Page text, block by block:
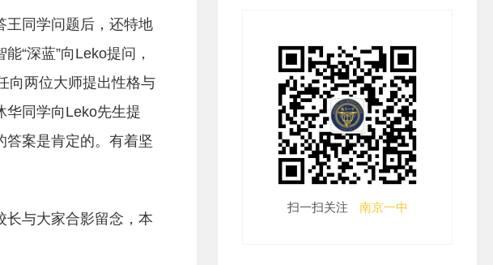
王同学问题后，还特地
“深蓝”向Leko提问，
向两位大师提出性格与
华同学向Leko先生提
答案是肯定的。有着坚
长与大家合影留念，本